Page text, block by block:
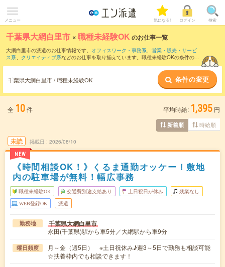
メニュー 気になる! ログイン 検索
千葉県大網白里市 ×職種未経験OK のお仕事一覧
大網白里市の派遣のお仕事情報です。 オフィスワーク・事務系、 営業・販売・サービ
ス系、 クリエイティブ系などのお仕事を取り揃えています。職種未経験OKの条件の他
千葉県大網白里市 / 職種未経験OK 条件の変更
全 10件 平均時給: 1,395 円
新着順 時給順
未読
NEW
掲載日 2026/08/10
《時間相談OK！》くるま通勤オッケー！敷地
内の駐車場が無料！幅広事務
職種未経験OK 交通費別途支給あり 土日祝日が休み 残業なし
WEB登録OK 派遣
勤務地 千葉県大網白里市
永田(千葉県)駅から車5分／大網駅から車9分
曜日頻度
月～金（週5日） ※土日祝休み♪週3～5日で勤務も相談可能
☆扶養枠内でも相談できます！